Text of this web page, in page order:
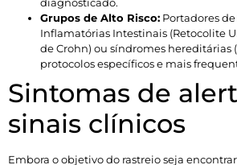
Grupos de Alto Risco: Portadores
Inflamatórias Intestinais (Retocolite
de Crohn) ou síndromes hereditárias
protocolos específicos e mais
Sintomas de
sinais clínicos
Embora o objetivo do rastreio seja